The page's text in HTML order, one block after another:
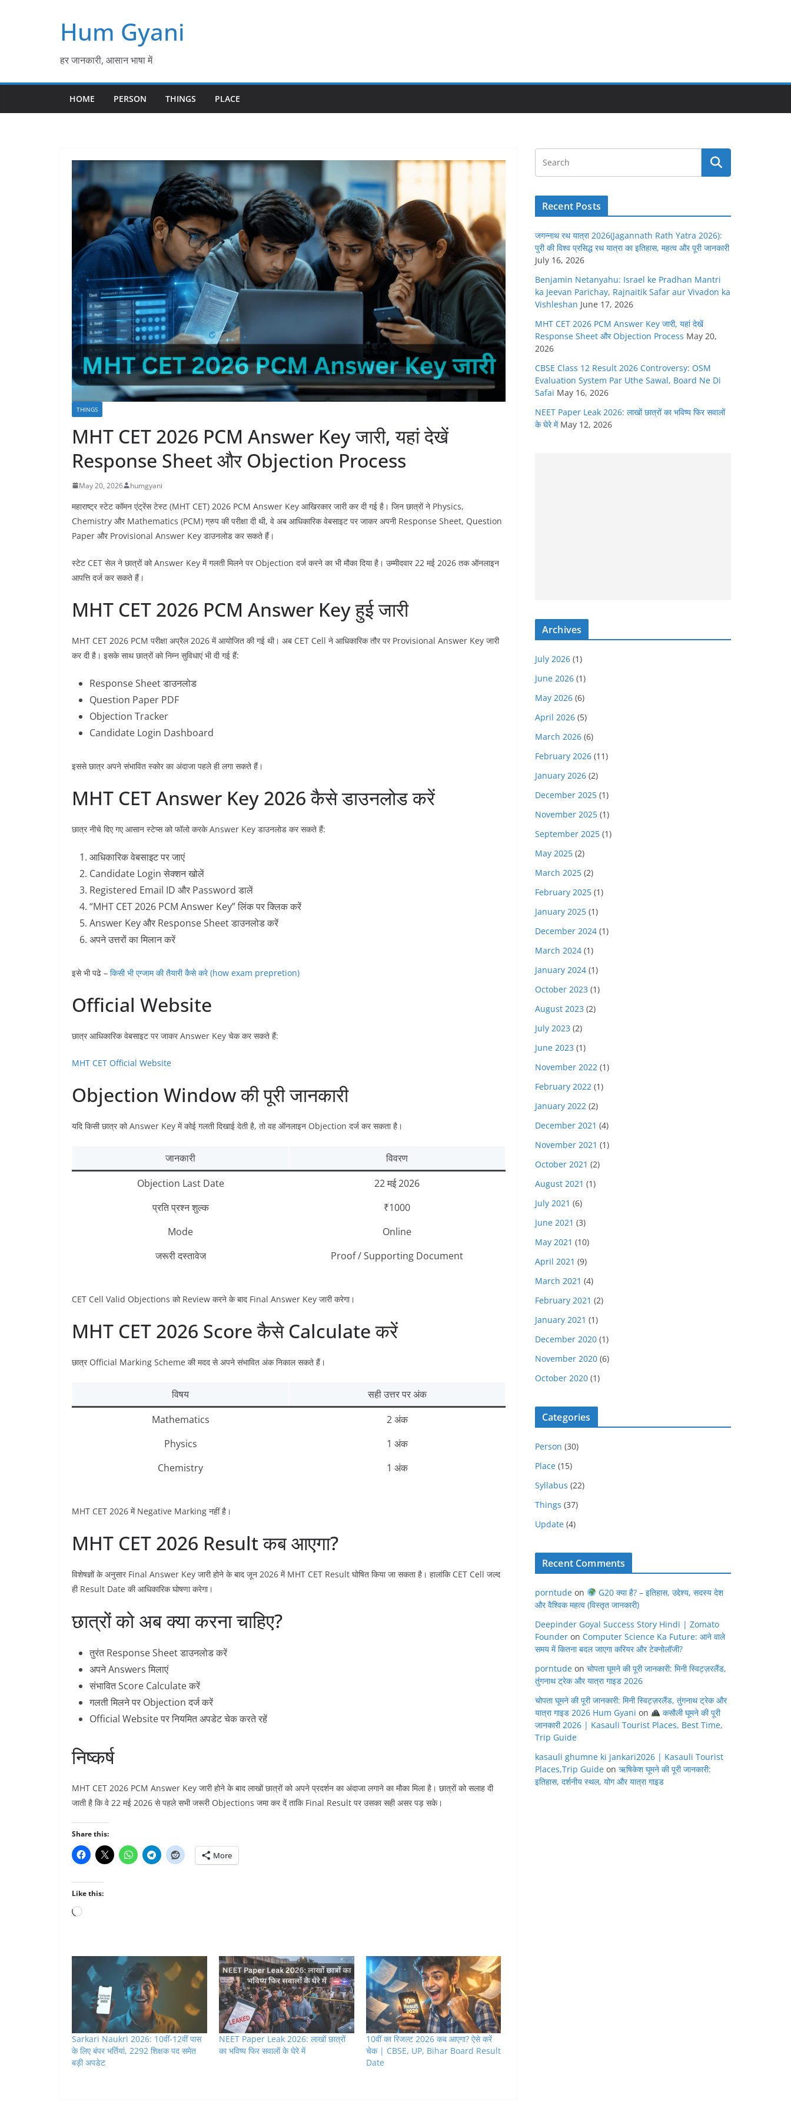
Hum Gyani
हर जानकारी, आसान भाषा में
HOME PERSON THINGS PLACE
THINGS
MHT CET 2026 PCM Answer Key जारी, यहां देखें
Response Sheet और Objection Process
May 20, 2026 humgyani
महाराष्ट्र स्टेट कॉमन एंट्रेंस टेस्ट (MHT CET) 2026 PCM Answer Key आखिरकार जारी कर दी गई है। जिन छात्रों ने Physics,
Chemistry और Mathematics (PCM) ग्रुप की परीक्षा दी थी, वे अब आधिकारिक वेबसाइट पर जाकर अपनी Response Sheet, Question
Paper और Provisional Answer Key डाउनलोड कर सकते हैं।
स्टेट CET सेल ने छात्रों को Answer Key में गलती मिलने पर Objection दर्ज करने का भी मौका दिया है। उम्मीदवार 22 मई 2026 तक ऑनलाइन
आपत्ति दर्ज कर सकते हैं।
MHT CET 2026 PCM Answer Key हुई जारी
MHT CET 2026 PCM परीक्षा अप्रैल 2026 में आयोजित की गई थी। अब CET Cell ने आधिकारिक तौर पर Provisional Answer Key जारी
कर दी है। इसके साथ छात्रों को निम्न सुविधाएं भी दी गई हैं:
Response Sheet डाउनलोड
Question Paper PDF
Objection Tracker
Candidate Login Dashboard
इससे छात्र अपने संभावित स्कोर का अंदाजा पहले ही लगा सकते हैं।
MHT CET Answer Key 2026 कैसे डाउनलोड करें
छात्र नीचे दिए गए आसान स्टेप्स को फॉलो करके Answer Key डाउनलोड कर सकते हैं:
आधिकारिक वेबसाइट पर जाएं
Candidate Login सेक्शन खोलें
Registered Email ID और Password डालें
“MHT CET 2026 PCM Answer Key” लिंक पर क्लिक करें
Answer Key और Response Sheet डाउनलोड करें
अपने उत्तरों का मिलान करें
इसे भी पढे – किसी भी एग्जाम की तैयारी कैसे करे (how exam prepretion)
Official Website
छात्र आधिकारिक वेबसाइट पर जाकर Answer Key चेक कर सकते हैं:
MHT CET Official Website
Objection Window की पूरी जानकारी
यदि किसी छात्र को Answer Key में कोई गलती दिखाई देती है, तो वह ऑनलाइन Objection दर्ज कर सकता है।
जानकारी
विवरण
Objection Last Date
22 मई 2026
प्रति प्रश्न शुल्क
₹1000
Mode
Online
जरूरी दस्तावेज
Proof / Supporting Document
CET Cell Valid Objections को Review करने के बाद Final Answer Key जारी करेगा।
MHT CET 2026 Score कैसे Calculate करें
छात्र Official Marking Scheme की मदद से अपने संभावित अंक निकाल सकते हैं।
विषय
सही उत्तर पर अंक
Mathematics
2 अंक
Physics
1 अंक
Chemistry
1 अंक
MHT CET 2026 में Negative Marking नहीं है।
MHT CET 2026 Result कब आएगा?
विशेषज्ञों के अनुसार Final Answer Key जारी होने के बाद जून 2026 में MHT CET Result घोषित किया जा सकता है। हालांकि CET Cell जल्द
ही Result Date की आधिकारिक घोषणा करेगा।
छात्रों को अब क्या करना चाहिए?
तुरंत Response Sheet डाउनलोड करें
अपने Answers मिलाएं
संभावित Score Calculate करें
गलती मिलने पर Objection दर्ज करें
Official Website पर नियमित अपडेट चेक करते रहें
निष्कर्ष
MHT CET 2026 PCM Answer Key जारी होने के बाद लाखों छात्रों को अपने प्रदर्शन का अंदाजा लगाने का मौका मिला है। छात्रों को सलाह दी
जाती है कि वे 22 मई 2026 से पहले सभी जरूरी Objections जमा कर दें ताकि Final Result पर उसका सही असर पड़ सके।
Share this:
More
Like this:
Loading…
Sarkari Naukri 2026: 10वीं-12वीं पास
के लिए बंपर भर्तियां, 2292 शिक्षक पद समेत
बड़ी अपडेट
NEET Paper Leak 2026: लाखों छात्रों
का भविष्य फिर सवालों के घेरे में
10वीं का रिजल्ट 2026 कब आएगा? ऐसे करें
चेक | CBSE, UP, Bihar Board Result
Date
Recent Posts
जगन्नाथ रथ यात्रा 2026(Jagannath Rath Yatra 2026):
पुरी की विश्व प्रसिद्ध रथ यात्रा का इतिहास, महत्व और पूरी जानकारी
July 16, 2026
Benjamin Netanyahu: Israel ke Pradhan Mantri
ka Jeevan Parichay, Rajnaitik Safar aur Vivadon ka
Vishleshan June 17, 2026
MHT CET 2026 PCM Answer Key जारी, यहां देखें
Response Sheet और Objection Process May 20,
2026
CBSE Class 12 Result 2026 Controversy: OSM
Evaluation System Par Uthe Sawal, Board Ne Di
Safai May 16, 2026
NEET Paper Leak 2026: लाखों छात्रों का भविष्य फिर सवालों
के घेरे में May 12, 2026
Archives
July 2026 (1)
June 2026 (1)
May 2026 (6)
April 2026 (5)
March 2026 (6)
February 2026 (11)
January 2026 (2)
December 2025 (1)
November 2025 (1)
September 2025 (1)
May 2025 (2)
March 2025 (2)
February 2025 (1)
January 2025 (1)
December 2024 (1)
March 2024 (1)
January 2024 (1)
October 2023 (1)
August 2023 (2)
July 2023 (2)
June 2023 (1)
November 2022 (1)
February 2022 (1)
January 2022 (2)
December 2021 (4)
November 2021 (1)
October 2021 (2)
August 2021 (1)
July 2021 (6)
June 2021 (3)
May 2021 (10)
April 2021 (9)
March 2021 (4)
February 2021 (2)
January 2021 (1)
December 2020 (1)
November 2020 (6)
October 2020 (1)
Categories
Person (30)
Place (15)
Syllabus (22)
Things (37)
Update (4)
Recent Comments
porntude on
G20 क्या है? – इतिहास, उद्देश्य, सदस्य देश
और वैश्विक महत्व (विस्तृत जानकारी)
Deepinder Goyal Success Story Hindi | Zomato
Founder on Computer Science Ka Future: आने वाले
समय में कितना बदल जाएगा करियर और टेक्नोलॉजी?
porntude on चोपता घूमने की पूरी जानकारी: मिनी स्विट्ज़रलैंड,
तुंगनाथ ट्रेक और यात्रा गाइड 2026
चोपता घूमने की पूरी जानकारी: मिनी स्विट्ज़रलैंड, तुंगनाथ ट्रेक और
यात्रा गाइड 2026 Hum Gyani on
कसौली घूमने की पूरी
जानकारी 2026 | Kasauli Tourist Places, Best Time,
Trip Guide
kasauli ghumne ki jankari2026 | Kasauli Tourist
Places,Trip Guide on ऋषिकेश घूमने की पूरी जानकारी:
इतिहास, दर्शनीय स्थल, योग और यात्रा गाइड